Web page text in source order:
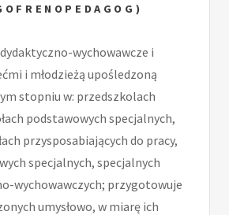
wychowawcze i
i młodzieżą upośledzoną
stopniu w: przedszkolach
podstawowych specjalnych,
przysposabiających do pracy,
specjalnych, specjalnych
wychowawczych; przygotowuje
umysłowo, w miarę ich